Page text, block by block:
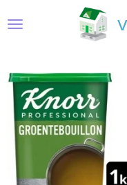
direct
hoofdinhoud